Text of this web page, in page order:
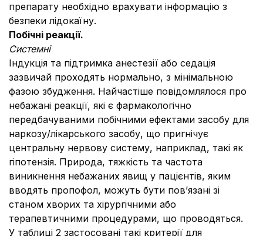
препарату необхідно врахувати інформацію з
безпеки лідокаїну.
Побічні реакції.
Системні
Індукція та підтримка анестезії або седація
зазвичай проходять нормально, з мінімальною
фазою збудження. Найчастіше повідомлялося про
небажані реакції, які є фармакологічно
передбачуваними побічними ефектами засобу для
наркозу/лікарського засобу, що пригнічує
центральну нервову систему, наприклад, такі як
гіпотензія. Природа, тяжкість та частота
виникнення небажаних явищ у пацієнтів, яким
вводять пропофол, можуть бути пов’язані зі
станом хворих та хірургічними або
терапевтичними процедурами, що проводяться.
У таблиці 2 застосовані такі критерії для